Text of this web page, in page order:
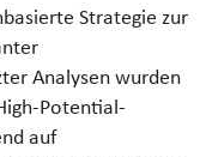
Strategie zur
Analysen wurden
Potential-
auf